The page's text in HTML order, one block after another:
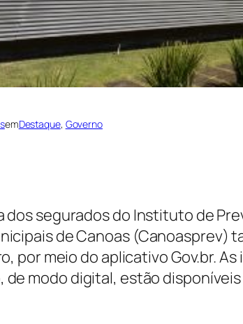
emDestaque, Governo
dos segurados do Instituto de
de Canoas (Canoasprev)
por meio do aplicativo Gov.br.
modo digital, estão disponíveis